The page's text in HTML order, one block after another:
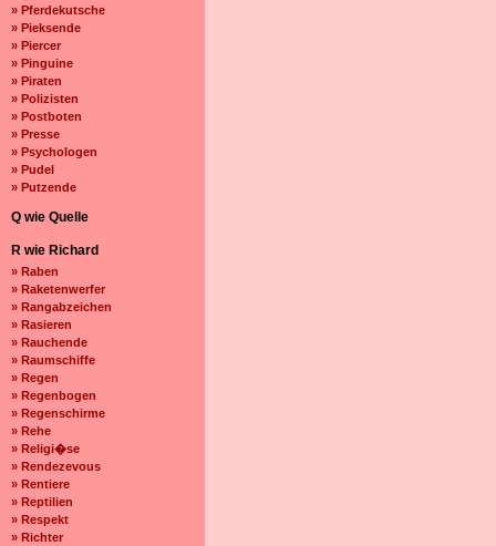
» Pferdekutsche
» Pieksende
» Piercer
» Pinguine
» Piraten
» Polizisten
» Postboten
» Presse
» Psychologen
» Pudel
» Putzende
Q wie Quelle
R wie Richard
» Raben
» Raketenwerfer
» Rangabzeichen
» Rasieren
» Rauchende
» Raumschiffe
» Regen
» Regenbogen
» Regenschirme
» Rehe
» Religi�se
» Rendezevous
» Rentiere
» Reptilien
» Respekt
» Richter